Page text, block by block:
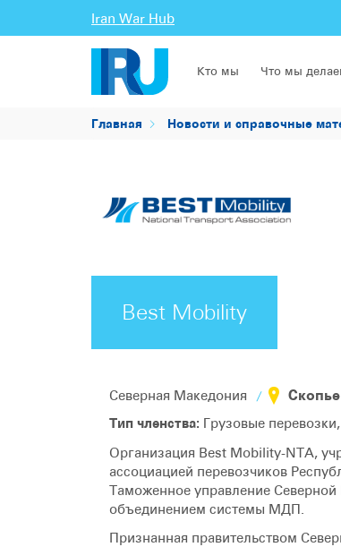
Iran War Hub
Кто мы Что мы
Главная Новости и справочные
Best Mobility
Северная Македония Скопье
Тип членства: Грузовые
Организация Best Mobility-NTA,
ассоциацией перевозчиков
Таможенное управление
объединением системы МДП.
Признанная правительством